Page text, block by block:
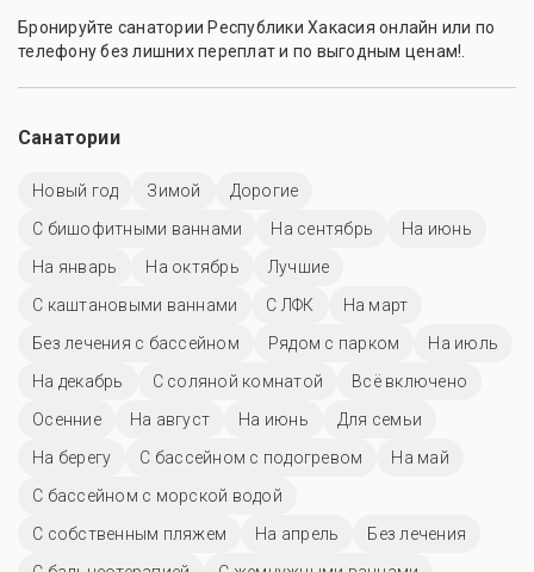
Бронируйте санатории Республики Хакасия онлайн или по
телефону без лишних переплат и по выгодным ценам!.
Санатории
Новый год Зимой
Дорогие
С бишофитными ваннами
На сентябрь
На июнь
На январь
На октябрь
Лучшие
С каштановыми ваннами
С ЛФК
На март
Без лечения с бассейном
Рядом с парком
На июль
На декабрь
С соляной комнатой
Всё включено
Осенние
На август На июнь
Для семьи
На берегу
С бассейном с подогревом
На май
С бассейном с морской водой
С собственным пляжем
На апрель
Без лечения